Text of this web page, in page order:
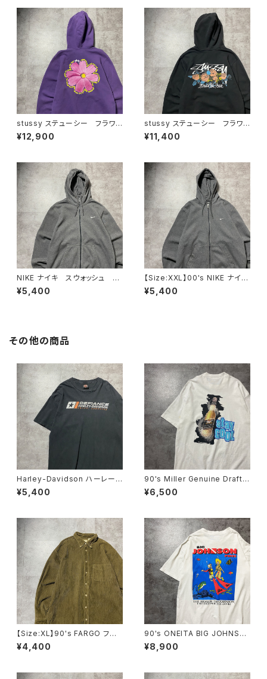
stussy ステューシー フラワ
ー グラフィック バックプリン
ト パープル スウェット パー
¥12,900
stussy ステューシー フラワ
ーグラフィック バックプリン
ト ブラック 黒 スウェット
¥11,400
NIKE ナイキ スウォッシュ 刺
繍ワンポイント グレー フル
ジップ ジップパーカー
¥5,400
【Size:XXL】00's NIKE ナイ
キ スウォッシュ 刺繍ワンポイ
ント グレー フルジップ スウ
¥5,400
その他の商品
Harley-Davidson ハーレーダ
ビッドソン ロゴプリント メキ
シコ製 ブラック 黒 Tシャツ
¥5,400
90's Miller Genuine Draft
フルーツオブザルームボディ
バックプリント シングルステッ
¥6,500
【Size:XL】90's FARGO ファ
ーゴ コーデュロイ生地 胸ポ
ケット ブラウン ボタンダウン
¥4,400
90's ONEITA BIG JOHNSO
N FINS ダイビング バックプリ
ント スラング シングルステッ
¥8,900